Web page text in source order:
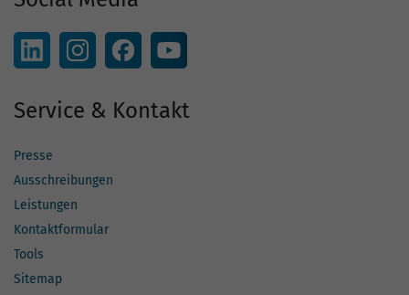
Service & Kontakt
Presse
Ausschreibungen
Leistungen
Kontaktformular
Tools
Sitemap